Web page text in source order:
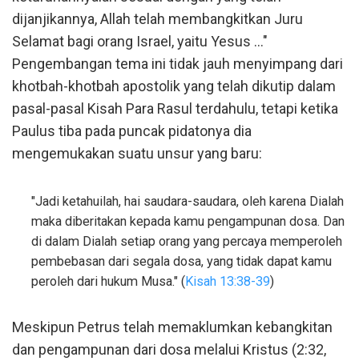
dijanjikannya, Allah telah membangkitkan Juru
Selamat bagi orang Israel, yaitu Yesus ..."
Pengembangan tema ini tidak jauh menyimpang dari
khotbah-khotbah apostolik yang telah dikutip dalam
pasal-pasal Kisah Para Rasul terdahulu, tetapi ketika
Paulus tiba pada puncak pidatonya dia
mengemukakan suatu unsur yang baru:
"Jadi ketahuilah, hai saudara-saudara, oleh karena Dialah
maka diberitakan kepada kamu pengampunan dosa. Dan
di dalam Dialah setiap orang yang percaya memperoleh
pembebasan dari segala dosa, yang tidak dapat kamu
peroleh dari hukum Musa." (Kisah 13:38-39)
Meskipun Petrus telah memaklumkan kebangkitan
dan pengampunan dari dosa melalui Kristus (2:32,